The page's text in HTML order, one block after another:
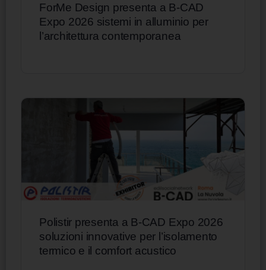
ForMe Design presenta a B-CAD
Expo 2026 sistemi in alluminio per
l’architettura contemporanea
Polistir presenta a B-CAD Expo 2026
soluzioni innovative per l’isolamento
termico e il comfort acustico